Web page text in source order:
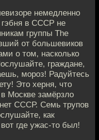
немедленно
гэбня в СССР не
группы The
от большевиков
о том, насколько
граждане,
мороз! Радуйтесь
Это херня, что
Москве замёрзло
СССР. Семь трупов
как
где ужас-то был!